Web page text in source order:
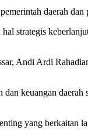
daerah dan
strategis
Andi Ardi
keuangan
yang berkaitan